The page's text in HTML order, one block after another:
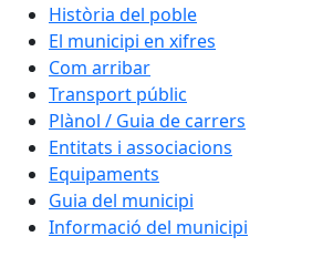
Història del poble
El municipi en xifres
Com arribar
Transport públic
Plànol / Guia de carrers
Entitats i associacions
Equipaments
Guia del municipi
Informació del municipi